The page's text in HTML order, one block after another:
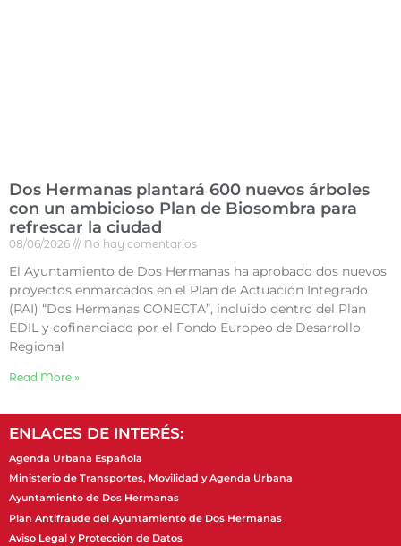
Dos Hermanas plantará 600 nuevos árboles
con un ambicioso Plan de Biosombra para
refrescar la ciudad
08/06/2026 No hay comentarios
El Ayuntamiento de Dos Hermanas ha aprobado dos nuevos
proyectos enmarcados en el Plan de Actuación Integrado
(PAI) “Dos Hermanas CONECTA”, incluido dentro del Plan
EDIL y cofinanciado por el Fondo Europeo de Desarrollo
Regional
Read More »
ENLACES DE INTERÉS:
Agenda Urbana Española
Ministerio de Transportes, Movilidad y Agenda Urbana
Ayuntamiento de Dos Hermanas
Plan Antifraude del Ayuntamiento de Dos Hermanas
Aviso Legal y Protección de Datos